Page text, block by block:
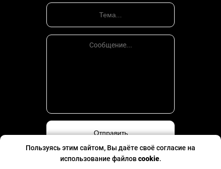
Политика конфиденциальности
Пользуясь этим сайтом, Вы даёте своё согласие на
использование файловcookie.